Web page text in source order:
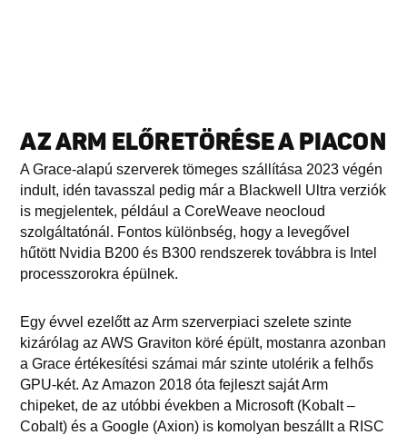
AZ ARM ELŐRETÖRÉSE A PIACON
A Grace-alapú szerverek tömeges szállítása 2023 végén
indult, idén tavasszal pedig már a Blackwell Ultra verziók
is megjelentek, például a CoreWeave neocloud
szolgáltatónál. Fontos különbség, hogy a levegővel
hűtött Nvidia B200 és B300 rendszerek továbbra is Intel
processzorokra épülnek.
Egy évvel ezelőtt az Arm szerverpiaci szelete szinte
kizárólag az AWS Graviton köré épült, mostanra azonban
a Grace értékesítési számai már szinte utolérik a felhős
GPU-két. Az Amazon 2018 óta fejleszt saját Arm
chipeket, de az utóbbi években a Microsoft (Kobalt –
Cobalt) és a Google (Axion) is komolyan beszállt a RISC